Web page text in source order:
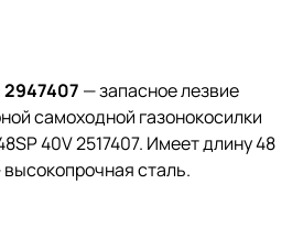
— запасное лезвие
самоходной газонокосилки
40V 2517407. Имеет длину 48
сталь.